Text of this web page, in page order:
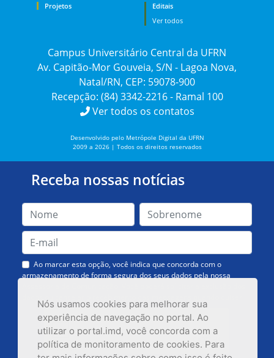
Nós usamos cookies para melhorar sua
experiência de navegação no portal. Ao
utilizar o portal.imd, você concorda com a
política de monitoramento de cookies. Para
Projetos
Editais
Ver todos
Campus Universitário Central da UFRN
Av. Capitão-Mor Gouveia, S/N - Lagoa Nova,
Natal/RN, CEP: 59078-900
Recepção: (84) 3342-2216 - Ramal 100
Ver todos os contatos
Desenvolvido pelo Metrópole Digital da UFRN
2009 a 2026 | Todos os direitos reservados
Receba nossas notícias
Ao marcar esta opção, você indica que concorda com o
armazenamento de forma segura dos seus dados pela nossa